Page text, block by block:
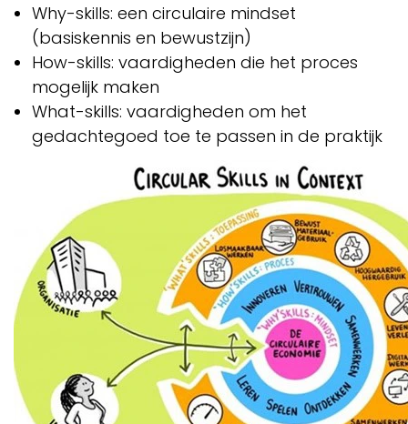
Why-skills: een circulaire mindset
(basiskennis en bewustzijn)
How-skills: vaardigheden die het proces
mogelijk maken
What-skills: vaardigheden om het
gedachtegoed toe te passen in de praktijk